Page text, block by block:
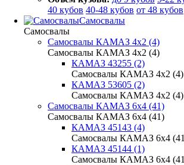
40 кубов 40-48 кубов от 48 кубов
Самосвалы
Самосвалы
Самосвалы КАМАЗ 4х2 (4)
Самосвалы КАМАЗ 4х2 (4)
КАМАЗ 43255 (2)
Самосвалы КАМАЗ 4х2 (4)
КАМАЗ 53605 (2)
Самосвалы КАМАЗ 4х2 (4)
Самосвалы КАМАЗ 6х4 (41)
Самосвалы КАМАЗ 6х4 (41)
КАМАЗ 45143 (4)
Самосвалы КАМАЗ 6х4
КАМАЗ 45144 (1)
Самосвалы КАМАЗ 6х4